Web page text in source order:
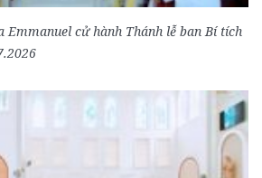
Emmanuel cử hành Thánh lễ ban Bí tích